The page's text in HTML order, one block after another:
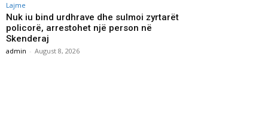
Lajme
Nuk iu bind urdhrave dhe sulmoi zyrtarët
policorë, arrestohet një person në
Skenderaj
admin - August 8, 2026